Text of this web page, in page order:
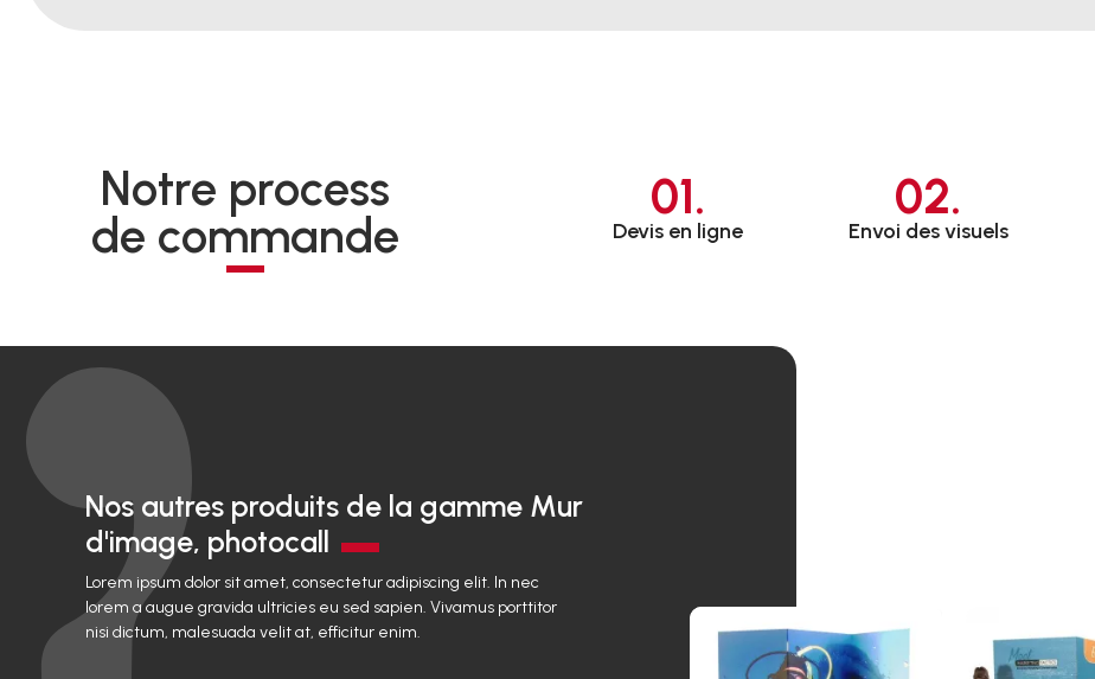
Notre process
de commande
01.
Devis en ligne
02.
Envoi des visuels
Nos autres produits de la gamme Mur
d'image, photocall
Lorem ipsum dolor sit amet, consectetur adipiscing elit. In nec
lorem a augue gravida ultricies eu sed sapien. Vivamus porttitor
nisi dictum, malesuada velit at, efficitur enim.